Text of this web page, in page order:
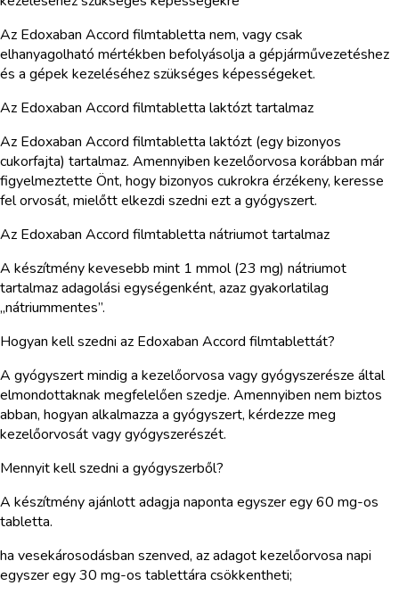
Az Edoxaban Accord filmtabletta nem, vagy csak
elhanyagolható mértékben befolyásolja a gépjárművezetéshez
és a gépek kezeléséhez szükséges képességeket.
Az Edoxaban Accord filmtabletta laktózt tartalmaz
Az Edoxaban Accord filmtabletta laktózt (egy bizonyos
cukorfajta) tartalmaz. Amennyiben kezelőorvosa korábban már
figyelmeztette Önt, hogy bizonyos cukrokra érzékeny, keresse
fel orvosát, mielőtt elkezdi szedni ezt a gyógyszert.
Az Edoxaban Accord filmtabletta nátriumot tartalmaz
A készítmény kevesebb mint 1 mmol (23 mg) nátriumot
tartalmaz adagolási egységenként, azaz gyakorlatilag
„nátriummentes”.
Hogyan kell szedni az Edoxaban Accord filmtablettát?
A gyógyszert mindig a kezelőorvosa vagy gyógyszerésze által
elmondottaknak megfelelően szedje. Amennyiben nem biztos
abban, hogyan alkalmazza a gyógyszert, kérdezze meg
kezelőorvosát vagy gyógyszerészét.
Mennyit kell szedni a gyógyszerből?
A készítmény ajánlott adagja naponta egyszer egy 60 mg-os
tabletta.
ha vesekárosodásban szenved, az adagot kezelőorvosa napi
egyszer egy 30 mg-os tablettára csökkentheti;